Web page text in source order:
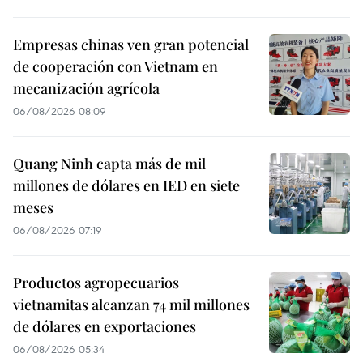
Empresas chinas ven gran potencial
de cooperación con Vietnam en
mecanización agrícola
06/08/2026 08:09
Quang Ninh capta más de mil
millones de dólares en IED en siete
meses
06/08/2026 07:19
Productos agropecuarios
vietnamitas alcanzan 74 mil millones
de dólares en exportaciones
06/08/2026 05:34